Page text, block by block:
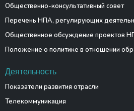
Общественно-консультативный совет
Перечень НПА, регулирующих
Общественное обсуждение проектов
Положение о политике в отношении
Деятельность
Показатели развития отрасли
Телекоммуникация